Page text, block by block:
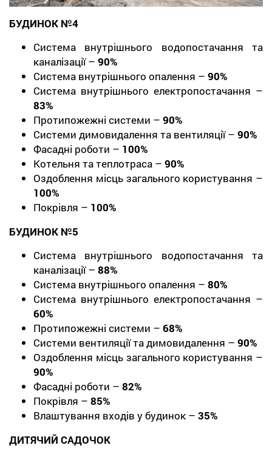
БУДИНОК №4
Система внутрішнього водопостачання та
каналізації – 90%
Система внутрішнього опалення – 90%
Система внутрішнього електропостачання –
83%
Протипожежні системи – 90%
Системи димовидалення та вентиляції – 90%
Фасадні роботи – 100%
Котельня та теплотраса – 90%
Оздоблення місць загального користування –
100%
Покрівля – 100%
БУДИНОК №5
Система внутрішнього водопостачання та
каналізації – 88%
Система внутрішнього опалення – 80%
Система внутрішнього електропостачання –
60%
Протипожежні системи – 68%
Системи вентиляції та димовидалення – 90%
Оздоблення місць загального користування –
90%
Фасадні роботи – 82%
Покрівля – 85%
Влаштування входів у будинок – 35%
ДИТЯЧИЙ САДОЧОК